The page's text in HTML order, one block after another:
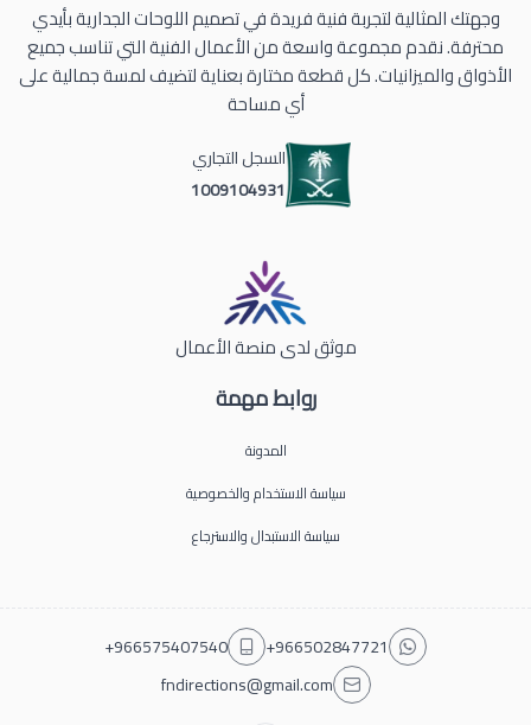
روابط مهمة
المدونة
سياسة الاستخدام والخصوصية
سياسة الاستبدال والاسترجاع
وجهتك المثالية لتجربة فنية فريدة في تصميم اللوحات الجدارية بأيدي
محترفة. نقدم مجموعة واسعة من الأعمال الفنية التي تناسب جميع
الأذواق والميزانيات. كل قطعة مختارة بعناية لتضيف لمسة جمالية على
أي مساحة
السجل التجاري
1009104931
موثق لدى منصة الأعمال
+966502847721
+966575407540
fndirections@gmail.com